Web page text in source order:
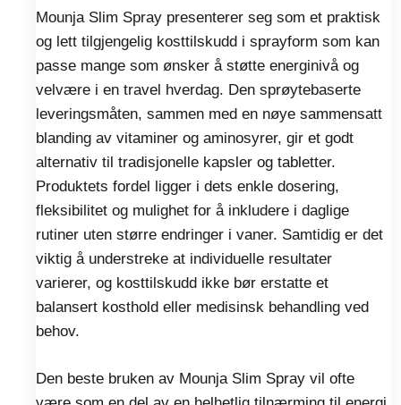
Mounja Slim Spray presenterer seg som et praktisk
og lett tilgjengelig kosttilskudd i sprayform som kan
passe mange som ønsker å støtte energinivå og
velvære i en travel hverdag. Den sprøytebaserte
leveringsmåten, sammen med en nøye sammensatt
blanding av vitaminer og aminosyrer, gir et godt
alternativ til tradisjonelle kapsler og tabletter.
Produktets fordel ligger i dets enkle dosering,
fleksibilitet og mulighet for å inkludere i daglige
rutiner uten større endringer i vaner. Samtidig er det
viktig å understreke at individuelle resultater
varierer, og kosttilskudd ikke bør erstatte et
balansert kosthold eller medisinsk behandling ved
behov.
Den beste bruken av Mounja Slim Spray vil ofte